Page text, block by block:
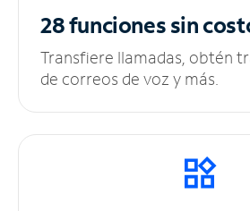
28 funciones sin
Transfiere llamadas, obtén
de correos de voz y más.